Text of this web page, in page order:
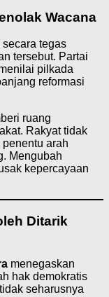
Wacana
tegas
tersebut. Partai
pilkada
reformasi
ruang
Rakyat tidak
arah
Mengubah
kepercayaan
Ditarik
menegaskan
hak demokratis
seharusnya